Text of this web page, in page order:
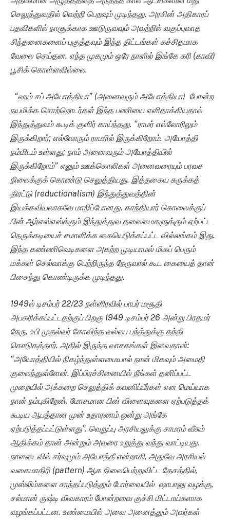
செலுத்துவதில் வெற்றி பெறவும் முடிந்தது. அரசின் அதிகாரப்
பதவிகளில் நாசூக்காக ஊடுருவவும் அவற்றில் வகுப்புவாத
சிந்தனைகளைப் புகுத்தவும் இந்த திட்டங்கள் கச்சிதமாக
வேலை செய்தன. எந்த முகமும் ஒரே நாளில் இங்கே கரி (காவி)
பூசிக் கொள்ளவில்லை.
“ஹம் சப் அயோத்தியா” (அனைவரும் அயோத்தியா) போன்ற
நயமிக்க சொற்றொடர்கள் இந்த பணியை எளிதாக்கியதால்
இந்துத்துவம் கூடிக் குளிர் காய்ந்தது. “ராமர் எல்லோரிலும்
இருக்கிறார்; எல்லோரும் ராமரில் இருக்கிறோம். அயோத்தி
நம்மிடம் உள்ளது; நாம் அனைவரும் அயோத்தியில்
இருக்கிறோம்” எனும் ஊக்கொலிகள் அனைவரையும் பரவச
நிலைக்குக் கொண்டு செலுத்தியது. இத்தகைய சுருக்கத்
திரட்டு (reductionalism) இந்துத்துவத்தின்
இயக்கவியலாகவே மாறிப்போனது. காந்தியார் கொலைக்குப்
பின் ஆர்எஸ்எஸ்க்கும் இந்துத்துவ தலைமைகளுக்கும் ஏற்பட்ட
நெருக்கடியைச் சமாளிக்க கையெடுக்கப்பட்ட வில்லங்கம் இது.
இந்த கண்ணிவெடிகளை அகற்ற முடியாமல் மிகப் பெரும்
மக்கள் செல்வாக்கு பெற்றிருந்த நேருவால் கூட கையைத் தான்
பிசைந்து கொண்டிருக்க முடிந்தது.
1949ல் டிசம்பர் 22/23 நள்ளிரவில் பாபர் மசூதி
அபகரிக்கப்பட்டதற்குப் பிறகு 1949 டிசம்பர் 26 அன்று பிரதமர்
நேரு, உபி முதல்வர் கோவிந்த வல்லப பந்த்துக்கு தந்தி
கொடுகத்தார். அதில் இருந்த வாசகங்கள் இவைதான்:
“அயோத்தியில் நிகழ்ந்துள்ளமையால் நான் மிகவும் அமைதி
குலைந்துள்ளேன். இப்பிரச்சினையில் நீங்கள் தனிப்பட்ட
முறையில் அக்கறை செலுத்திக் கவனிப்பீர்கள் என மெய்யாக
நான் நம்புகிறேன். மோசமான பின் விளைவுகளை ஏற்படுத்தக்
கூடிய ஆபத்தான முன் உதாரணம் ஒன்று அங்கே
ஏற்படுத்தப்பட்டுள்ளது”. வெறுப்பு அரசியலுக்கு சாமரம் வீசும்
ஆதிக்கம் தான் அன்றும் அவரை உறுத்து வந்து வாட்டியது.
நாளடைவில் சர்வமும் அயோத்தீ என்றாகி, அதுவே அரசியல்
வகைமாதிரி (pattern) ஆக நிலைபெற்றுவிட்ட தேசத்தில்,
முஸ்லிம்களை சாந்தப்படுத்தும் போர்வையில் ஷாபானு வழக்கு,
சல்மான் ருஷ்டி விவகாரம் போன்றவை குச்சி மிட்டாய்களாக
வழங்கப்பட்டன. உண்மையில் அவை அனைத்தும் அவர்கள்